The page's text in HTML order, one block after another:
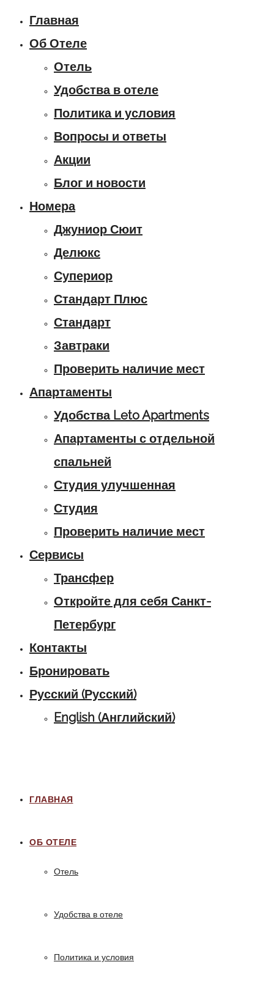
Главная
Об Отеле
Отель
Удобства в отеле
Политика и условия
Вопросы и ответы
Акции
Блог и новости
Номера
Джуниор Сюит
Делюкс
Супериор
Стандарт Плюс
Стандарт
Завтраки
Проверить наличие мест
Апартаменты
Удобства Leto Apartments
Апартаменты с отдельной
спальней
Студия улучшенная
Студия
Проверить наличие мест
Сервисы
Трансфер
Откройте для себя Санкт-
Петербург
Контакты
Бронировать
Русский (Русский)
English (Английский)
ГЛАВНАЯ
ОБ ОТЕЛЕ
Отель
Удобства в отеле
Политика и условия